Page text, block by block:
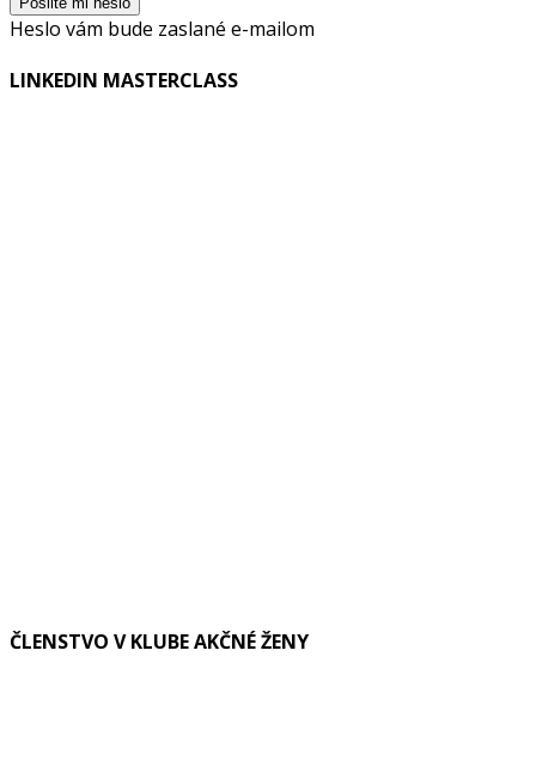
Heslo vám bude zaslané e-mailom
LINKEDIN MASTERCLASS
ČLENSTVO V KLUBE AKČNÉ ŽENY